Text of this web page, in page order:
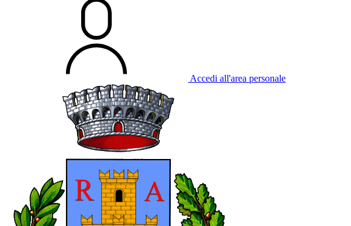
Accedi all'area personale